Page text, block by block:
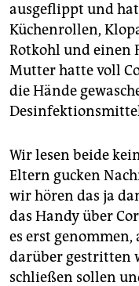
ausgeflippt und
Küchenrollen,
Rotkohl und einen
Mutter hatte voll
die Hände
Wir lesen beide
Eltern gucken
wir hören das ja
das Handy über
es erst
darüber gestritten
schließen sollen